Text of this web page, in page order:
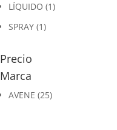
LÍQUIDO (1)
SPRAY (1)
Precio
Marca
AVENE (25)